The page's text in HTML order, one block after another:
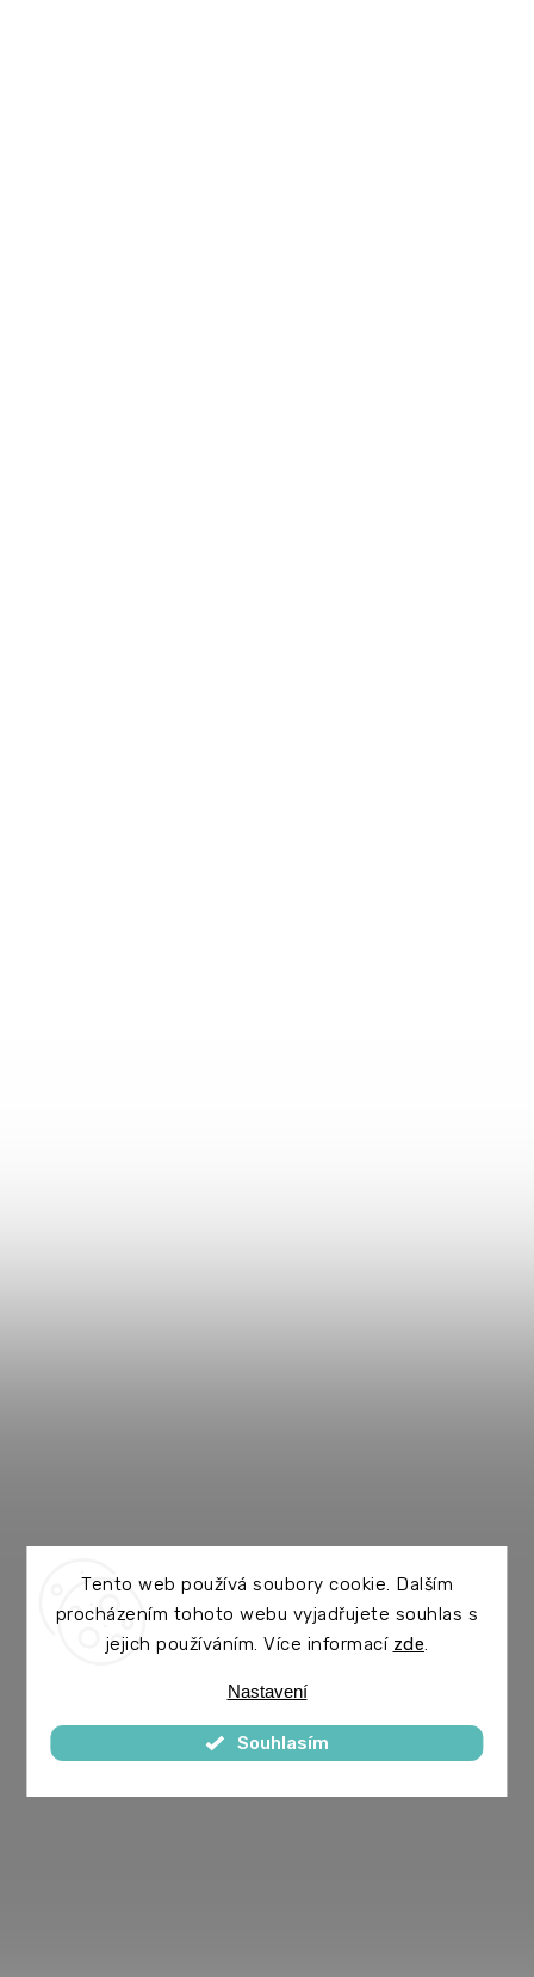
Tento web používá soubory cookie. Dalším
procházením tohoto webu vyjadřujete souhlas s
jejich používáním. Více informací zde
Nastavení
Souhlasím